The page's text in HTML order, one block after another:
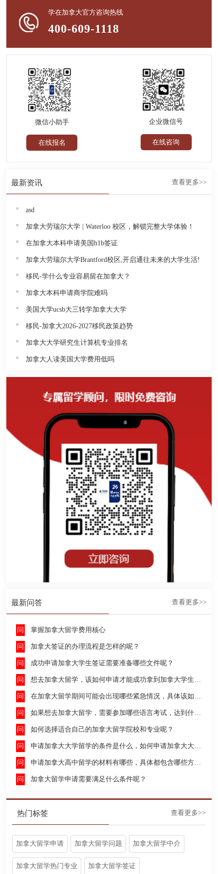
学在加拿大官方咨询热线
400-609-1118
微信小助手
在线报名
企业微信号
在线咨询
最新资讯 查看更多>>
asd
加拿大劳瑞尔大学 | Waterloo 校区，解锁完整大学体验！
在加拿大本科申请美国h1b签证
加拿大劳瑞尔大学Brantford校区,开启通往未来的大学生活!
移民-学什么专业容易留在加拿大？
加拿大本科申请商学院难吗
美国大学ucsb大三转学加拿大大学
移民-加拿大2026-2027移民政策趋势
加拿大大学研究生计算机专业排名
加拿大人读美国大学费用低吗
最新问答 查看更多>>
掌握加拿大留学费用核心
加拿大签证的办理流程是怎样的呢？
成功申请加拿大学生签证需要准备哪些文件呢？
想去加拿大留学，该如何申请才能成功拿到加拿大学生签证呢？
在加拿大留学期间可能会出现哪些紧急情况，具体该如何去处理这些紧急情况呢？
如果想去加拿大留学，需要参加哪些语言考试，达到什么水平才能申请呢？
如何选择适合自己的加拿大留学院校和专业呢？
申请加拿大大学留学的条件是什么，如何申请加拿大大学留学，留学的费用及签证申请流程是什么？
申请加拿大高中留学的材料有哪些，具体都包含哪些方面呢？
加拿大留学申请需要满足什么条件呢？
热门标签 查看更多>>
加拿大留学申请 加拿大留学问题 加拿大留学中介
加拿大留学热门专业 加拿大留学签证